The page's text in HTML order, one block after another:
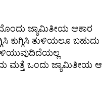
ಜ್ಯಾಮಿತೀಯ ಆಕಾರ
ಕುಗ್ಗಿಸಿ ತುಳಿಯಲೂ ಬಹುದು
ಮತ್ತೆ ಒಂದು ಜ್ಯಾಮಿತೀಯ